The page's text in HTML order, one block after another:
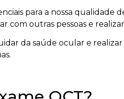
para a nossa
com outras pessoas e
da saúde ocular e